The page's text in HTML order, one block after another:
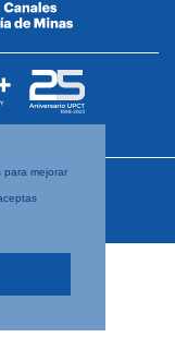
para mejorar